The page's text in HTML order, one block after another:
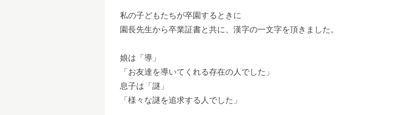
私の子どもたちが卒園するときに
園長先生から卒業証書と共に、漢字の一文字を頂きました。
娘は「導」
「お友達を導いてくれる存在の人でした」
息子は「謎」
「様々な謎を追求する人でした」